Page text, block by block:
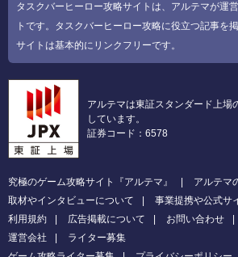
タスクバーヒーロー攻略サイトは、アルテマが運
トです。タスクバーヒーロー攻略に役立つ記事を
サイトは基本的にリンクフリーです。
アルテマは東証スタンダード上場
しています。
証券コード：6578
究極のゲーム攻略サイト『アルテマ』
アルテマ
取材やインタビューについて
事業提携や公式サ
利用規約
広告掲載について お問い合わせ
運営会社
ライター募集